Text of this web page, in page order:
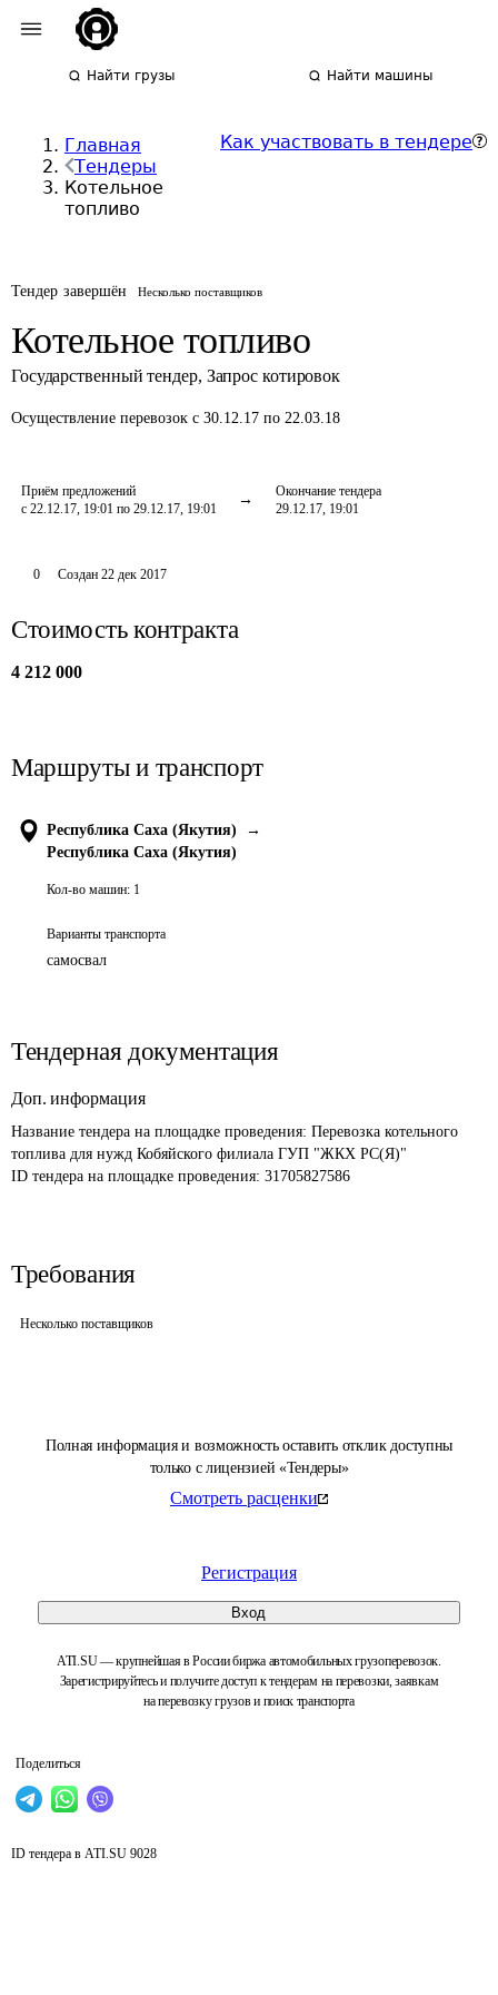
Найти грузы Найти машины
Главная
Тендеры
Котельное
топливо
Как участвовать в тендере
Тендер завершён Несколько поставщиков
Котельное топливо
Государственный тендер, Запрос котировок
Осуществление перевозок с 30.12.17 по 22.03.18
Приём предложений
с 22.12.17, 19:01 по 29.12.17, 19:01
Окончание тендера
29.12.17, 19:01
Полная информация и возможность оставить отклик доступны
только с лицензией «Тендеры»
Смотреть расценки
Регистрация
Вход
ATI.SU — крупнейшая в России биржа автомобильных грузоперевозок.
Зарегистрируйтесь и получите доступ к тендерам на перевозки, заявкам
на перевозку грузов и поиск транспорта
Поделиться
0 Создан 22 дек 2017
Стоимость контракта
4 212 000
Маршруты и транспорт
Республика Саха (Якутия)
→
Республика Саха (Якутия)
Кол-во машин: 1
Варианты транспорта
самосвал
Тендерная документация
Доп. информация
Название тендера на площадке проведения: Перевозка котельного
топлива для нужд Кобяйского филиала ГУП "ЖКХ РС(Я)"
ID тендера на площадке проведения: 31705827586
Требования
Несколько поставщиков
ID тендера в ATI.SU 9028